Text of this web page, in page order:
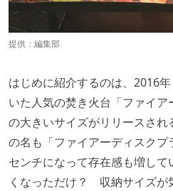
提供：編集部
はじめに紹介するのは、2016
いた人気の焚き火台「ファイ
の大きいサイズがリリースさ
の名も「ファイアーディスク
センチになって存在感も増して
くなっただけ？ 収納サイズが